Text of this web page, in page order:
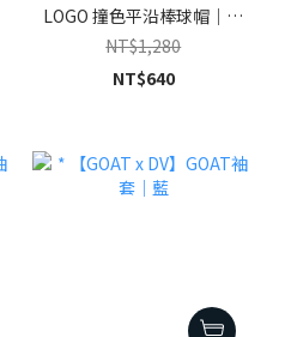
LOGO 撞色平沿棒球帽｜米
白黑
NT$1,280
NT$640